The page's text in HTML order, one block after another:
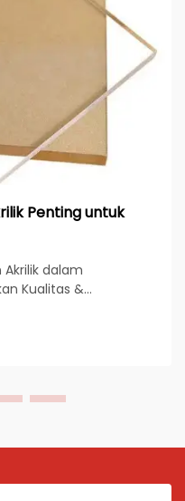
Penting untuk
Akrilik dalam
Kualitas &
proses produksi.